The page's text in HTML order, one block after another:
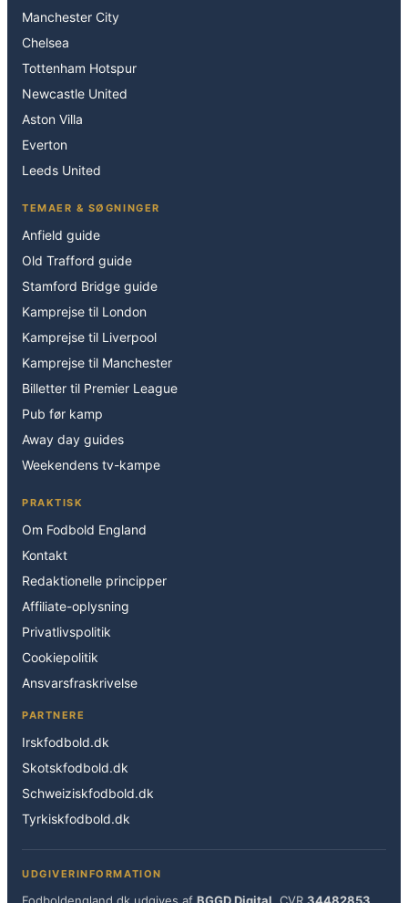
Manchester City
Chelsea
Tottenham Hotspur
Newcastle United
Aston Villa
Everton
Leeds United
TEMAER & SØGNINGER
Anfield guide
Old Trafford guide
Stamford Bridge guide
Kamprejse til London
Kamprejse til Liverpool
Kamprejse til Manchester
Billetter til Premier League
Pub før kamp
Away day guides
Weekendens tv-kampe
PRAKTISK
Om Fodbold England
Kontakt
Redaktionelle principper
Affiliate-oplysning
Privatlivspolitik
Cookiepolitik
Ansvarsfraskrivelse
PARTNERE
Irskfodbold.dk
Skotskfodbold.dk
Schweiziskfodbold.dk
Tyrkiskfodbold.dk
UDGIVERINFORMATION
Fodboldengland.dk udgives af BGGD Digital , CVR 34482853